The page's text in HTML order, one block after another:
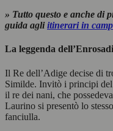
» Tutto questo e anche di
guida agliitinerari in
La leggenda
Il Re dell’Adige decise di
Similde. Invitò i principi
il re dei nani, che
Laurino si presentò lo
fanciulla.